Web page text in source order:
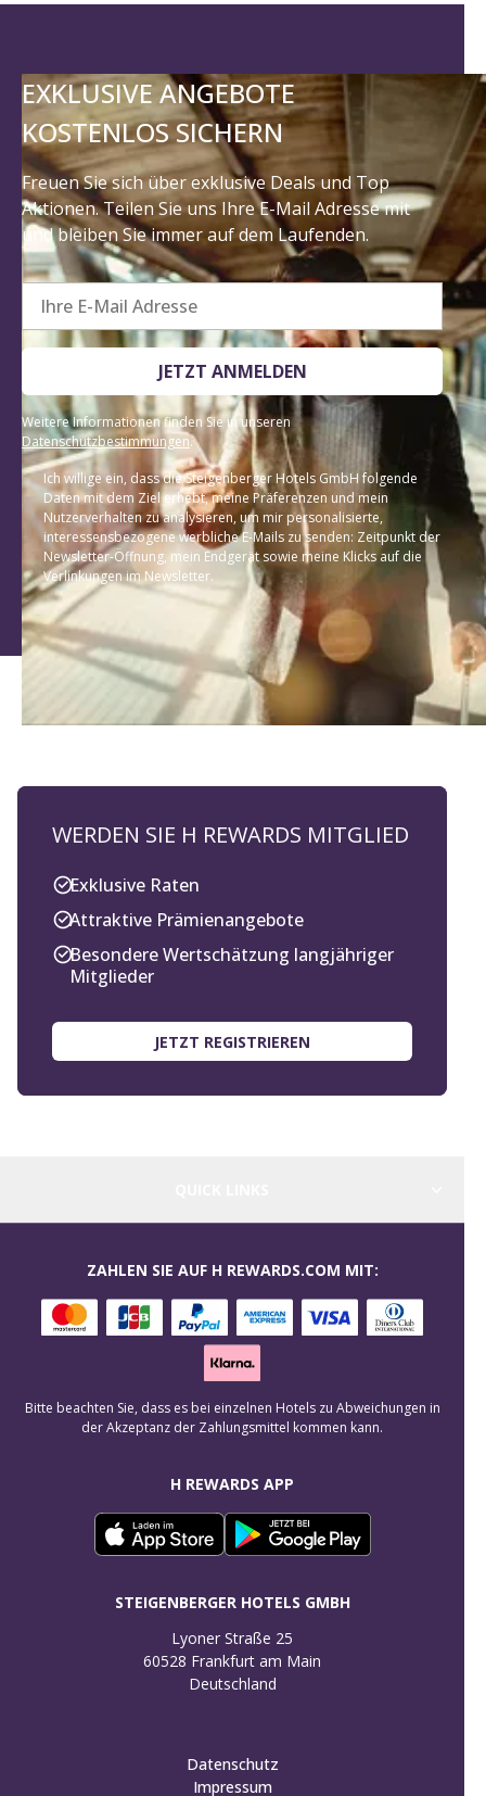
EXKLUSIVE ANGEBOTE
KOSTENLOS SICHERN
Freuen Sie sich über exklusive Deals und Top
Aktionen. Teilen Sie uns Ihre E-Mail Adresse mit
und bleiben Sie immer auf dem Laufenden.
Ihre E-Mail Adresse
JETZT ANMELDEN
Weitere Informationen finden Sie in unseren
Datenschutzbestimmungen.
Ich willige ein, dass die Steigenberger Hotels GmbH folgende
Daten mit dem Ziel erhebt, meine Präferenzen und mein
Nutzerverhalten zu analysieren, um mir personalisierte,
interessensbezogene werbliche E-Mails zu senden: Zeitpunkt der
Newsletter-Öffnung, mein Endgerät sowie meine Klicks auf die
Verlinkungen im Newsletter.
WERDEN SIE H REWARDS MITGLIED
Exklusive Raten
Attraktive Prämienangebote
Besondere Wertschätzung langjähriger
Mitglieder
JETZT REGISTRIEREN
H REWARDS APP
STEIGENBERGER HOTELS GMBH
Lyoner Straße 25
60528 Frankfurt am Main
Deutschland
ZAHLEN SIE AUF H REWARDS.COM MIT:
Bitte beachten Sie, dass es bei einzelnen Hotels zu Abweichungen in
der Akzeptanz der Zahlungsmittel kommen kann.
Datenschutz
Impressum